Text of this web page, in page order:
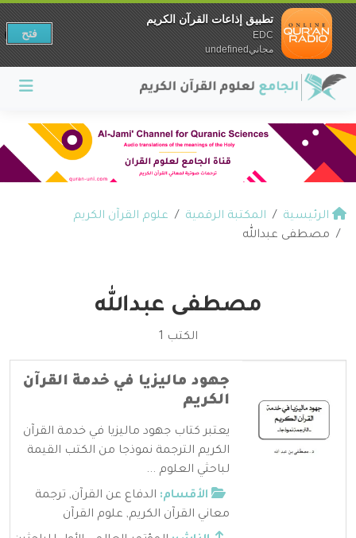
الرئيسية المكتبة الرقمية
علوم القرآن الكريم
مصطفى عبدالله
مصطفى عبدالله
الكتب 1
جهود ماليزيا في خدمة القرآن
الكريم
يعتبر كتاب جهود ماليزيا في خدمة القرآن
الكريم الترجمة نموذجا من الكتب القيمة
لباحثي العلوم ...
الأقسام: الدفاع عن القرآن, ترجمة
معاني القرآن الكريم, علوم القرآن
تطبيق إذاعات القرآن الكريم
EDC
مجانيundefined
فتح